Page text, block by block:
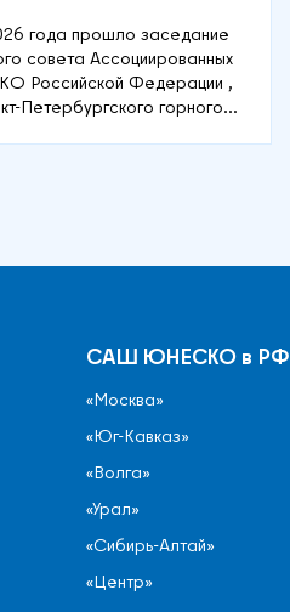
года прошло заседание
совета Ассоциированных
Российской Федерации ,
Петербургского горного
САШ ЮНЕСКО в РФ
«Москва»
«Юг-Кавказ»
«Волга»
«Урал»
«Сибирь-Алтай»
«Центр»